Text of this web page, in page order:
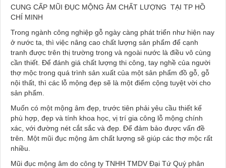
CUNG CẤP MŨI ĐỤC MỘNG ÂM CHẤT LƯỢNG TẠI TP HỒ
CHÍ MINH
Trong ngành công nghiệp gỗ ngày càng phát triển như hiện nay
ở nước ta, thì việc nâng cao chất lượng sản phẩm để cạnh
tranh được trên thị trường trong và ngoài nước là điều vô cùng
cần thiết. Để đánh giá chất lượng thi công, tay nghề của người
thợ mộc trong quá trình sản xuất của một sản phẩm đồ gỗ, gỗ
nội thất, thì các lỗ mộng đẹp sẽ là một điểm cộng tuyệt vời cho
sản phẩm.
Muốn có một mộng âm đẹp, trước tiên phải yêu cầu thiết kế
phù hợp, đẹp và tính khoa học, vị trí gia công lỗ mộng chính
xác, với đường nét cắt sắc và đẹp. Để đảm bảo được vấn đề
trên. Một mũi đục mộng âm chất lượng sẽ giúp các thợ mộc rất
nhiều.
Mũi đục mộng âm do công ty TNHH TMDV Đại Tứ Quý phân